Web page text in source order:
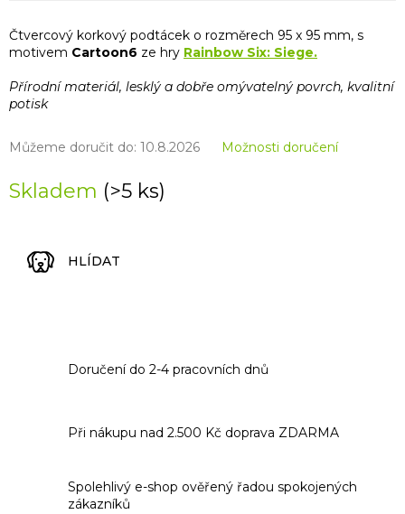
Skladem (>5 ks)
Můžeme doručit do: 10.8.2026 Možnosti doručení
Čtvercový korkový podtácek o rozměrech 95 x 95 mm, s
motivem Cartoon6 ze hry Rainbow Six: Siege.
Přírodní materiál, lesklý a dobře omývatelný povrch, kvalitní
potisk
HLÍDAT
Doručení do 2-4 pracovních dnů
Při nákupu nad 2.500 Kč doprava ZDARMA
Spolehlivý e-shop ověřený řadou spokojených
zákazníků